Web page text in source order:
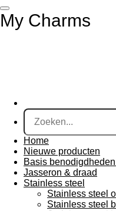
Ga
direct
naar
My Charms
Home
Nieuwe producten
Basis
Jasseron & draad
Stainless steel
Stainless steel
Stainless steel